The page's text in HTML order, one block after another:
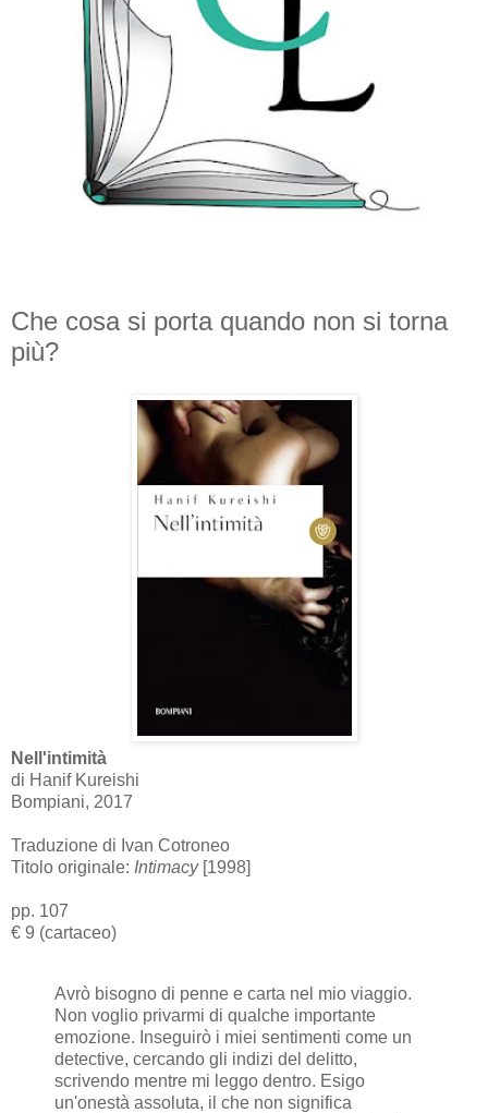
Che cosa si porta quando non si torna
più?
Nell'intimità
di Hanif Kureishi
Bompiani, 2017
Traduzione di Ivan Cotroneo
Titolo originale: Intimacy[1998]
pp. 107
€ 9 (cartaceo)
Avrò bisogno di penne e carta nel mio viaggio.
Non voglio privarmi di qualche importante
emozione. Inseguirò i miei sentimenti come un
detective, cercando gli indizi del delitto,
scrivendo mentre mi leggo dentro. Esigo
un'onestà assoluta, il che non significa